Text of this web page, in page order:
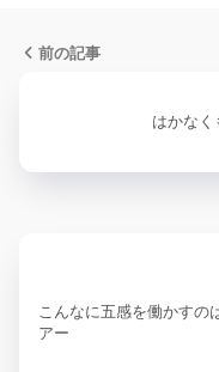
前の記事
はかなく
こんなに五感を働かすの
アー